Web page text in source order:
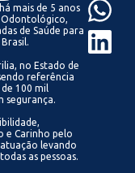
mais de 5 anos
Odontológico,
de Saúde para
no Estado de
referência
100 mil
segurança.
e Carinho pelo
atuação levando
as pessoas.